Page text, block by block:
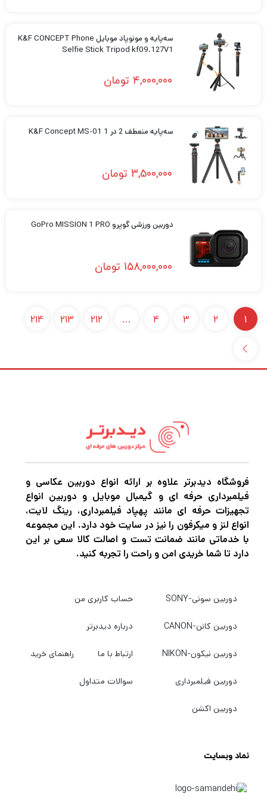
سه‌پایه و مونوپاد موبایل K&F CONCEPT Phone
Selfie Stick Tripod kf09.127V1
4,000,000 تومان
سه‌پایه منعطف 2 در 1 K&F Concept MS-01
3,500,000 تومان
دوربین ورزشی گوپرو GoPro MISSION 1 PRO
158,000,000 تومان
1
2
3
4
…
212
213
214
فروشگاه دیدبرتر علاوه بر ارائه انواع دوربین عکاسی و
فیلمبرداری حرفه ای و گیمبال موبایل و دوربین انواع
تجهیزات حرفه ای مانند پهپاد فیلمبرداری، رینگ لایت،
انواع لنز و میکرفون را نیز در سایت خود دارد. این مجموعه
با خدماتی مانند ضمانت تست و اصالت کالا سعی بر این
دارد تا شما خریدی امن و راحت را تجربه کنید.
دوربین سونی-SONY
دوربین کانن-CANON
دوربین نیکون-NIKON
دوربین فیلمبرداری
دوربین اکشن
حساب کاربری من
درباره دیدبرتر
ارتباط با ما راهنمای خرید
سوالات متداول
نماد وبسایت